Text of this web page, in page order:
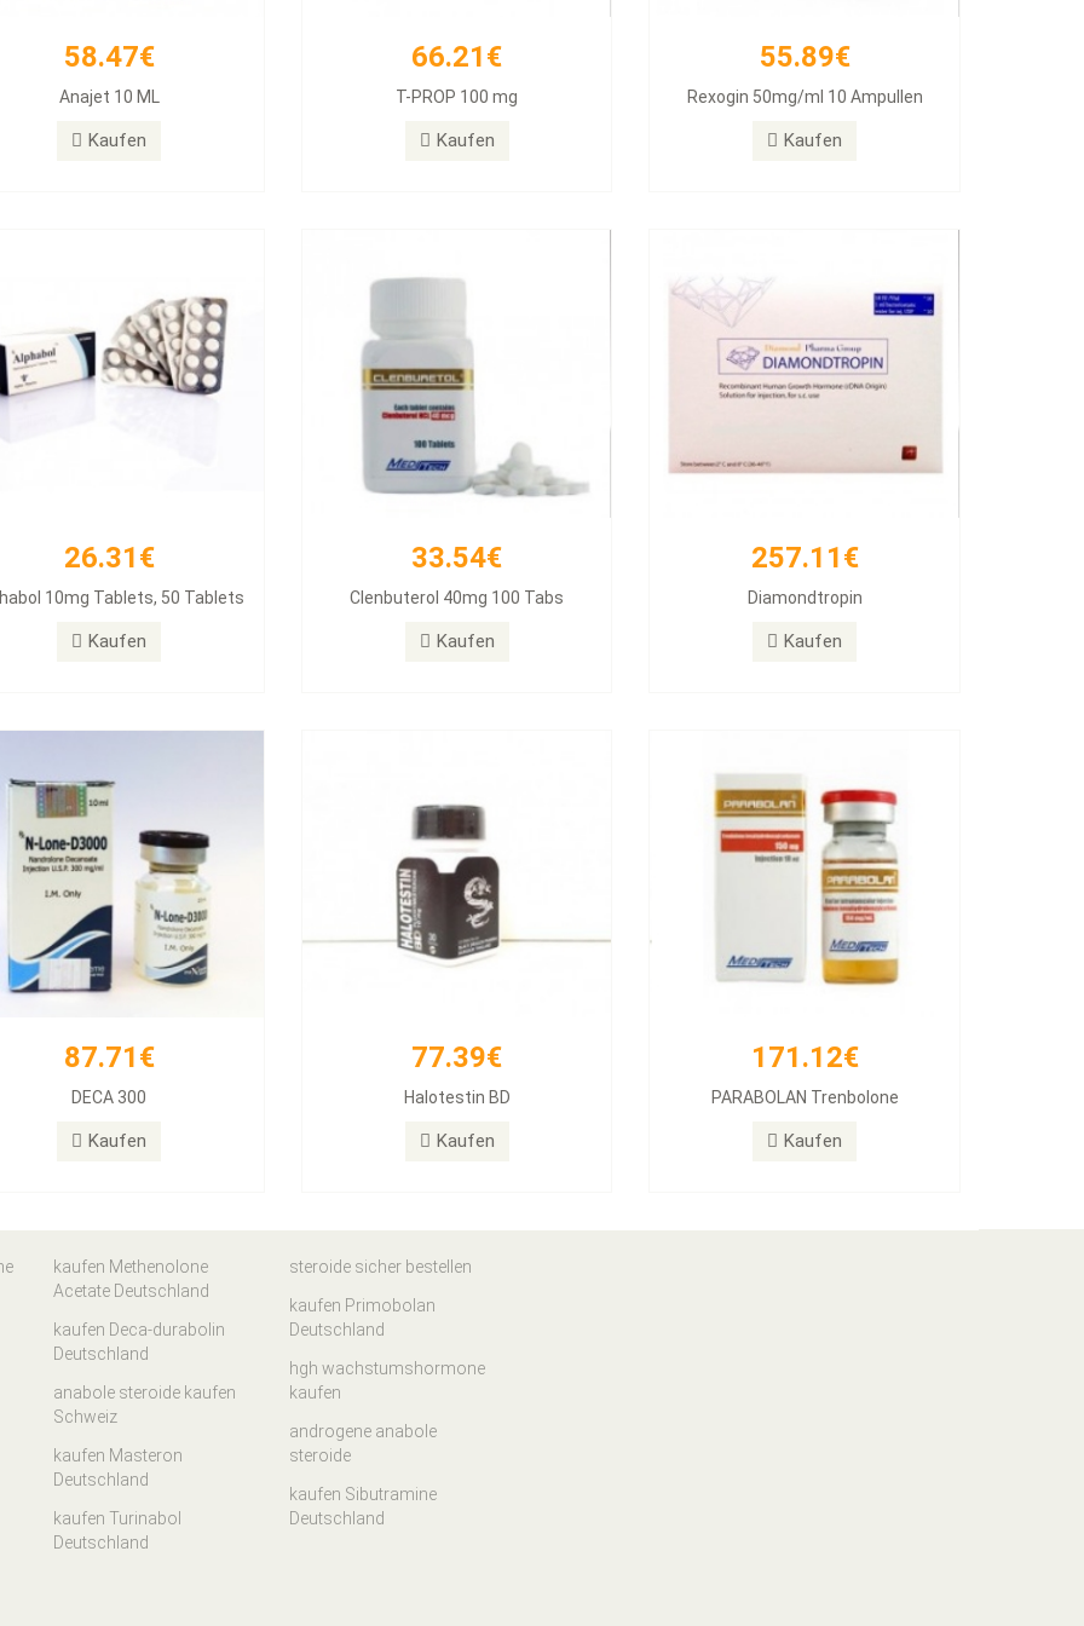
58.47€
Anajet 10 ML
Kaufen
66.21€
T-PROP 100 mg
Kaufen
55.89€
Rexogin 50mg/ml 10 Ampullen
Kaufen
26.31€
10mg Tablets, 50 Tablets
Kaufen
26.31€
10mg Tablets, 50 Tablets
33.54€
Clenbuterol 40mg 100 Tabs
Kaufen
33.54€
Clenbuterol 40mg 100 Tabs
257.11€
Diamondtropin
Kaufen
257.11€
Diamondtropin
87.71€
DECA 300
Kaufen
87.71€
DECA 300
77.39€
Halotestin BD
Kaufen
77.39€
Halotestin BD
171.12€
PARABOLAN Trenbolone
Kaufen
171.12€
PARABOLAN Trenbolone
kaufen Methenolone
Acetate Deutschland
kaufen Deca-durabolin
Deutschland
anabole steroide kaufen
Schweiz
kaufen Masteron
Deutschland
kaufen Turinabol
Deutschland
steroide sicher bestellen
kaufen Primobolan
Deutschland
hgh wachstumshormone
kaufen
androgene anabole
steroide
kaufen Sibutramine
Deutschland